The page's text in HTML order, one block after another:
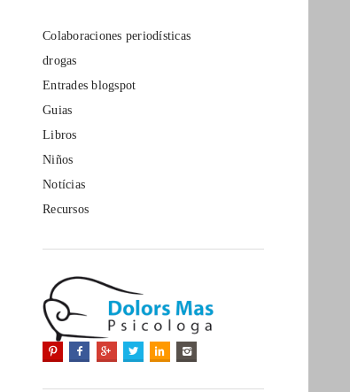
Colaboraciones periodísticas
drogas
Entrades blogspot
Guias
Libros
Niños
Notícias
Recursos